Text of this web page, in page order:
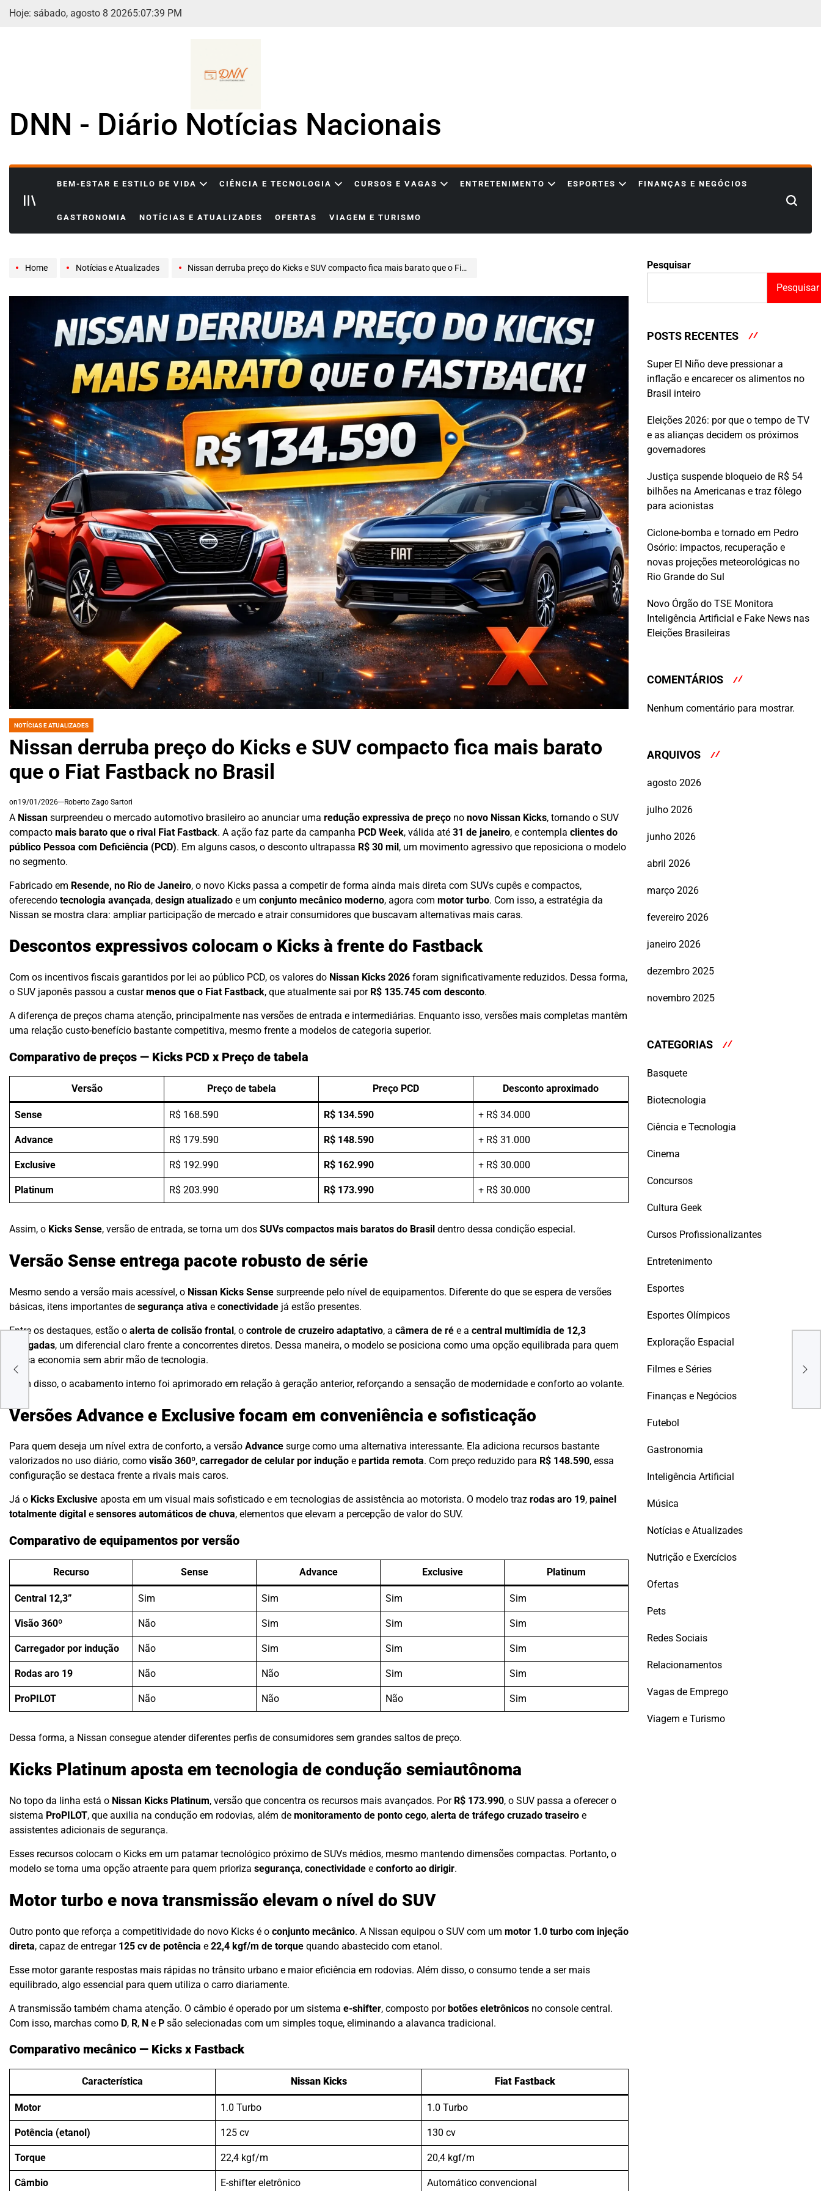
Skip
Hoje: sábado, agosto 8 20265:07:41 PM
DNN - Diário Notícias Nacionais
BEM-ESTAR E ESTILO DE VIDA CIÊNCIA E TECNOLOGIA CURSOS E VAGAS ENTRETENIMENTO ESPORTES FINANÇAS E NEGÓCIOS
GASTRONOMIA NOTÍCIAS E ATUALIZADES OFERTAS VIAGEM E TURISMO
Search
Home Notícias e Atualizades Nissan derruba preço do Kicks e SUV compacto fica mais barato que o Fiat Fastback no Brasil
POSTED
NOTÍCIAS E ATUALIZADES
Nissan derruba preço do Kicks e SUV compacto fica mais barato
que o Fiat Fastback no Brasil
on19/01/2026 Roberto Zago Sartori
A Nissan surpreendeu o mercado automotivo brasileiro ao anunciar uma redução expressiva de preço no novo Nissan Kicks, tornando o SUV
compacto mais barato que o rival Fiat Fastback. A ação faz parte da campanha PCD Week, válida até 31 de janeiro, e contempla clientes do
público Pessoa com Deficiência (PCD). Em alguns casos, o desconto ultrapassa R$ 30 mil, um movimento agressivo que reposiciona o modelo
no segmento.
Fabricado em Resende, no Rio de Janeiro, o novo Kicks passa a competir de forma ainda mais direta com SUVs cupês e compactos,
oferecendo tecnologia avançada, design atualizado e um conjunto mecânico moderno, agora com motor turbo. Com isso, a estratégia da
Nissan se mostra clara: ampliar participação de mercado e atrair consumidores que buscavam alternativas mais caras.
Descontos expressivos colocam o Kicks à frente do Fastback
Com os incentivos fiscais garantidos por lei ao público PCD, os valores do Nissan Kicks 2026 foram significativamente reduzidos. Dessa forma,
o SUV japonês passou a custarmenos que o Fiat Fastback, que atualmente sai por R$ 135.745 com desconto.
A diferença de preços chama atenção, principalmente nas versões de entrada e intermediárias. Enquanto isso, versões mais completas mantêm
uma relação custo-benefício bastante competitiva, mesmo frente a modelos de categoria superior.
Comparativo de preços — Kicks PCD x Preço de tabela
Versão Preço de tabela Preço PCD Desconto aproximado
Sense R$ 168.590 R$ 134.590 + R$ 34.000
Advance R$ 179.590 R$ 148.590 + R$ 31.000
Exclusive R$ 192.990 R$ 162.990 + R$ 30.000
Platinum R$ 203.990 R$ 173.990 + R$ 30.000
Assim, o Kicks Sense, versão de entrada, se torna um dos SUVs compactos mais baratos do Brasil dentro dessa condição especial.
Versão Sense entrega pacote robusto de série
Mesmo sendo a versão mais acessível, o Nissan Kicks Sense surpreende pelo nível de equipamentos. Diferente do que se espera de versões
básicas, itens importantes de segurança ativa e conectividade já estão presentes.
Entre os destaques, estão o alerta de colisão frontal, o controle de cruzeiro adaptativo, a câmera de ré e a central multimídia de 12,3
polegadas, um diferencial claro frente a concorrentes diretos. Dessa maneira, o modelo se posiciona como uma opção equilibrada para quem
busca economia sem abrir mão de tecnologia.
Além disso, o acabamento interno foi aprimorado em relação à geração anterior, reforçando a sensação de modernidade e conforto ao volante.
Versões Advance e Exclusive focam em conveniência e sofisticação
Para quem deseja um nível extra de conforto, a versão Advance surge como uma alternativa interessante. Ela adiciona recursos bastante
valorizados no uso diário, como visão 360º, carregador de celular por indução e partida remota. Com preço reduzido para R$ 148.590, essa
configuração se destaca frente a rivais mais caros.
Já o Kicks Exclusive aposta em um visual mais sofisticado e em tecnologias de assistência ao motorista. O modelo traz rodas aro 19, painel
totalmente digital e sensores automáticos de chuva, elementos que elevam a percepção de valor do SUV.
Comparativo de equipamentos por versão
Recurso Sense Advance Exclusive Platinum
Central 12,3” Sim Sim Sim Sim
Visão 360º Não Sim Sim Sim
Carregador por indução Não Sim Sim Sim
Rodas aro 19 Não Não Sim Sim
ProPILOT Não Não Não Sim
Dessa forma, a Nissan consegue atender diferentes perfis de consumidores sem grandes saltos de preço.
Kicks Platinum aposta em tecnologia de condução semiautônoma
No topo da linha está o Nissan Kicks Platinum, versão que concentra os recursos mais avançados. Por R$ 173.990, o SUV passa a oferecer o
sistema ProPILOT, que auxilia na condução em rodovias, além de monitoramento de ponto cego, alerta de tráfego cruzado traseiro e
assistentes adicionais de segurança.
Esses recursos colocam o Kicks em um patamar tecnológico próximo de SUVs médios, mesmo mantendo dimensões compactas. Portanto, o
modelo se torna uma opção atraente para quem prioriza segurança, conectividade e conforto ao dirigir.
Motor turbo e nova transmissão elevam o nível do SUV
Outro ponto que reforça a competitividade do novo Kicks é o conjunto mecânico. A Nissan equipou o SUV com um motor 1.0 turbo com injeção
direta, capaz de entregar 125 cv de potência e 22,4 kgf/m de torque quando abastecido com etanol.
Esse motor garante respostas mais rápidas no trânsito urbano e maior eficiência em rodovias. Além disso, o consumo tende a ser mais
equilibrado, algo essencial para quem utiliza o carro diariamente.
A transmissão também chama atenção. O câmbio é operado por um sistema e-shifter, composto porbotões eletrônicos no console central.
Com isso, marchas como D, R, N e P são selecionadas com um simples toque, eliminando a alavanca tradicional.
Comparativo mecânico — Kicks x Fastback
Característica Nissan Kicks Fiat Fastback
Motor 1.0 Turbo 1.0 Turbo
Potência (etanol) 125 cv 130 cv
Torque 22,4 kgf/m 20,4 kgf/m
Câmbio E-shifter eletrônico Automático convencional
Pesquisar
Pesquisar
POSTS RECENTES
Super El Niño deve pressionar a
inflação e encarecer os alimentos no
Brasil inteiro
Eleições 2026: por que o tempo de TV
e as alianças decidem os próximos
governadores
Justiça suspende bloqueio de R$ 54
bilhões na Americanas e traz fôlego
para acionistas
Ciclone-bomba e tornado em Pedro
Osório: impactos, recuperação e
novas projeções meteorológicas no
Rio Grande do Sul
Novo Órgão do TSE Monitora
Inteligência Artificial e Fake News nas
Eleições Brasileiras
COMENTÁRIOS
Nenhum comentário para mostrar.
ARQUIVOS
agosto 2026
julho 2026
junho 2026
abril 2026
março 2026
fevereiro 2026
janeiro 2026
dezembro 2025
novembro 2025
CATEGORIAS
Basquete
Biotecnologia
Ciência e Tecnologia
Cinema
Concursos
Cultura Geek
Cursos Profissionalizantes
Entretenimento
Esportes
Esportes Olímpicos
Exploração Espacial
Filmes e Séries
Finanças e Negócios
Futebol
Gastronomia
Inteligência Artificial
Música
Notícias e Atualizades
Nutrição e Exercícios
Ofertas
Pets
Redes Sociais
Relacionamentos
Vagas de Emprego
Viagem e Turismo